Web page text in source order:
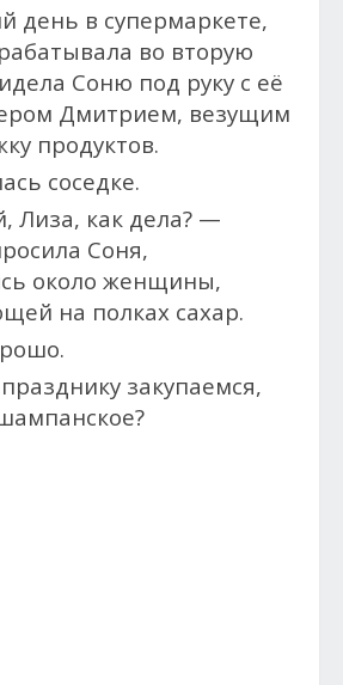
день в супермаркете,
во вторую
Соню под руку с её
Дмитрием, везущим
продуктов.
соседке.
Лиза, как дела? —
Соня,
около женщины,
на полках сахар.
закупаемся,